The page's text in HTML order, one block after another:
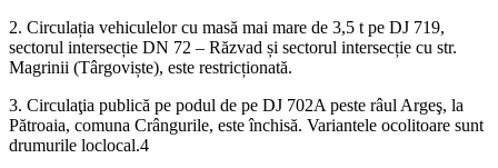
2. Circulația vehiculelor cu masă mai mare de 3,5 t pe DJ 719,
sectorul intersecție DN 72 – Răzvad și sectorul intersecție cu str.
Magrinii (Târgoviște), este restricționată.
3. Circulaţia publică pe podul de pe DJ 702A peste râul Argeş, la
Pătroaia, comuna Crângurile, este închisă. Variantele ocolitoare sunt
drumurile loclocal.4